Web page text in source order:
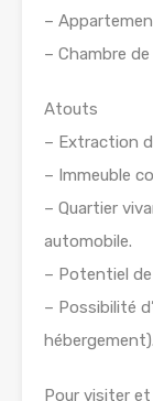
–
– Chambre
Atouts
– Extraction
– Immeuble
– Quartier
automobile.
– Potentiel
– Possibilité
hébergement).
Pour visiter